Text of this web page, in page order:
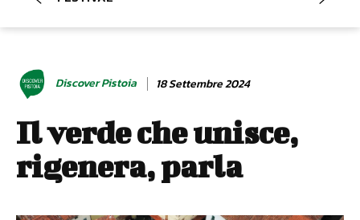
Discover Pistoia 18 Settembre 2024
Il verde che unisce,
rigenera, parla